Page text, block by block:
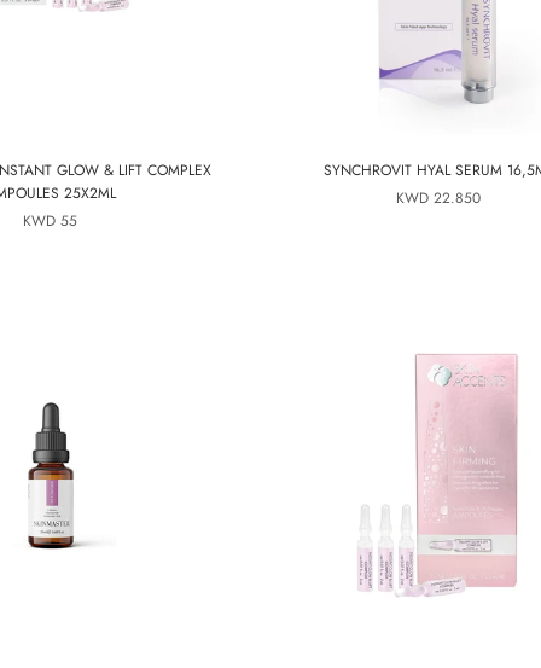
SYNCHROVIT HYAL SERUM
22.850 KWD
GLOW & LIFT COMPLEX
25X2ML
55 KWD